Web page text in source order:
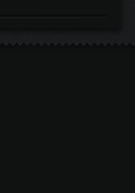
pour atmo -30- 80°C
ldr moteurtemp
Le
à